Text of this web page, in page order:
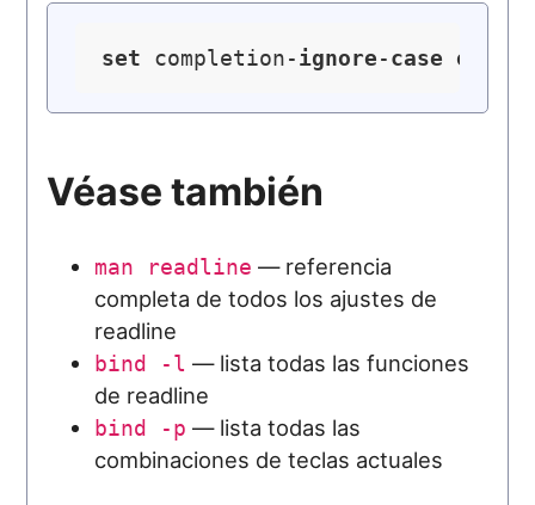
set completion-ignore-case on
Véase también
man readline — referencia
completa de todos los ajustes de
readline
bind -l — lista todas las funciones
de readline
bind -p — lista todas las
combinaciones de teclas actuales